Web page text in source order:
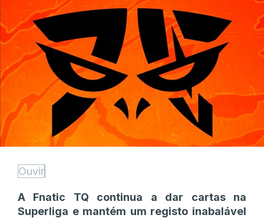
Ouvir
A Fnatic TQ continua a dar cartas na
Superliga e mantém um registo inabalável